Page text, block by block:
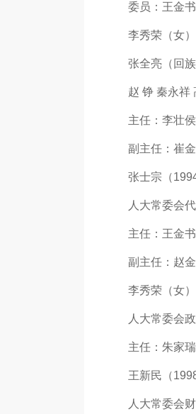
委员：王金书
李秀荣（女）
张全亮（回族
赵 铮 秦永祥
主任：李壮侯
副主任：崔金
张士宗（1994
人大常委会代
主任：王金书
副主任：赵金
李秀荣（女）
人大常委会政
主任：朱家瑞
王新民（1998
人大常委会财